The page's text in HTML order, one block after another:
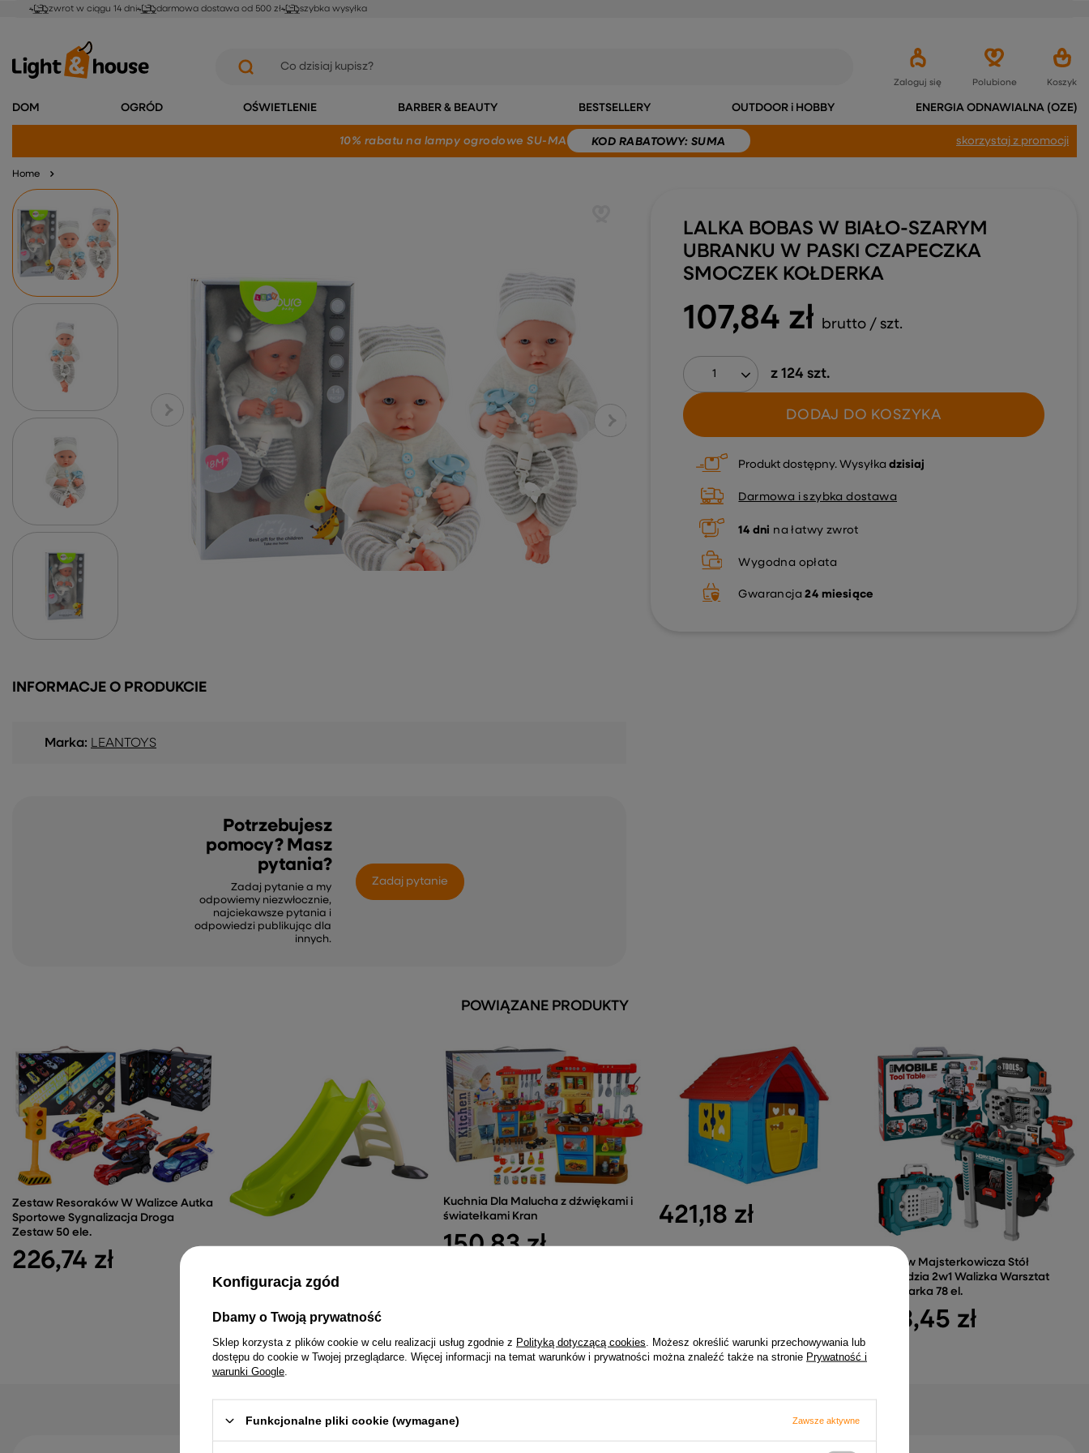
zwrot w ciągu 14 dni darmowa dostawa od 500 zł szybka wysyłka
Zaloguj się Polubione Koszyk
DOM OGRÓD OŚWIETLENIE BARBER & BEAUTY BESTSELLERY OUTDOOR i HOBBY ENERGIA ODNAWIALNA (OZE)
10% rabatu na lampy ogrodowe SU-MA KOD RABATOWY: SUMA skorzystaj z promocji
Home
107,84 zł brutto / szt.
z124szt.
DODAJ DO KOSZYKA
LALKA BOBAS W BIAŁO-SZARYM
UBRANKU W PASKI CZAPECZKA
SMOCZEK KOŁDERKA
Produkt dostępny Wysyłkadzisiaj
Darmowa i szybka dostawa
14 dni na łatwy zwrot
Wygodna opłata
Gwarancja 24 miesiące
INFORMACJE O PRODUKCIE
Marka: LEANTOYS
Potrzebujesz
pomocy? Masz
pytania?
Zadaj pytanie a my
odpowiemy niezwłocznie,
najciekawsze pytania i
odpowiedzi publikując dla
innych.
Zadaj pytanie
POWIĄZANE PRODUKTY
Zestaw Resoraków W Walizce Autka
Sportowe Sygnalizacja Droga
Zestaw 50 ele.
226,74 zł
Stopniowa Drabinka Limonkowa
130cm 424
158,15 zł
Kuchnia Dla Malucha z dźwiękami i
światełkami Kran
150,83 zł
421,18 zł
Zestaw Majsterkowicza Stół
Narzędzia 2w1 Walizka Warsztat
Wkrętarka 78 el.
133,45 zł
Konfiguracja zgód
Dbamy o Twoją prywatność
Sklep korzysta z plików cookie w celu realizacji usług zgodnie z Polityką dotyczącą cookies . Możesz określić warunki przechowywania lub
dostępu do cookie w Twojej przeglądarce. Więcej informacji na temat warunków i prywatności można znaleźć także na stronie Prywatność i
warunki Google
Funkcjonalne pliki cookie (wymagane) Zawsze aktywne